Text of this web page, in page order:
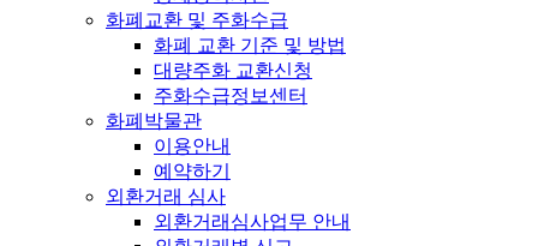
화폐교환 및 주화수급
화폐 교환 기준 및 방법
대량주화 교환신청
주화수급정보센터
화폐박물관
이용안내
예약하기
외환거래 심사
외환거래심사업무 안내